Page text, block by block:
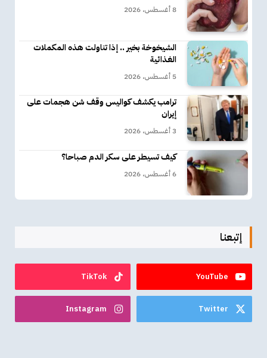
8 أغسطس، 2026
الشيخوخة بخير .. إذا تناولت هذه المكملات
الغذائية
5 أغسطس، 2026
ترامب يكشف كواليس وقف شن هجمات على
إيران
3 أغسطس، 2026
كيف تسيطر على سكر الدم صباحا؟
6 أغسطس، 2026
إتبعنا
YouTube
TikTok
Twitter
Instagram